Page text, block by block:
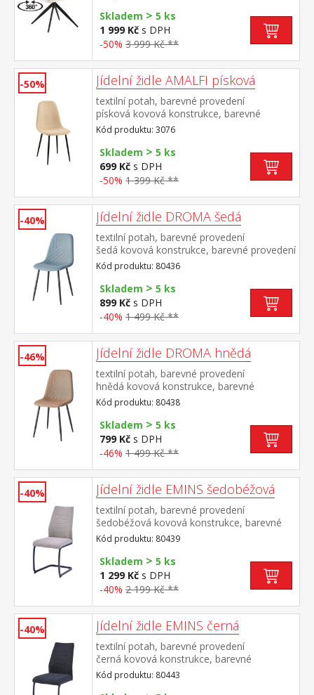
Skladem > 5 ks
1 999 Kč s DPH
-50% 3 999 Kč **
-50% Jídelní židle AMALFI písková
textilní potah, barevné provedení
písková kovová konstrukce, barevné
provedení černá
Kód produktu: 3076
Skladem > 5 ks
699 Kč s DPH
-50% 1 399 Kč **
-40% Jídelní židle DROMA šedá
textilní potah, barevné provedení
šedá kovová konstrukce, barevné provedení
černá výška sedu 47 cm doporučená
nosnost do 120 kg
Kód produktu: 80436
Skladem > 5 ks
899 Kč s DPH
-40% 1 499 Kč **
-46% Jídelní židle DROMA hnědá
textilní potah, barevné provedení
hnědá kovová konstrukce, barevné
provedení černá výška sedu 47
cm doporučená nosnost do 120 kg
Kód produktu: 80438
Skladem > 5 ks
799 Kč s DPH
-46% 1 499 Kč **
-40% Jídelní židle EMINS šedobéžová
textilní potah, barevné provedení
šedobéžová kovová konstrukce, barevné
provedení černá výška sedu 48
cm doporučená nosnost do 120 kg
Kód produktu: 80439
Skladem > 5 ks
1 299 Kč s DPH
-40% 2 199 Kč **
-40% Jídelní židle EMINS černá
textilní potah, barevné provedení
černá kovová konstrukce, barevné
provedení černá výška sedu 48
cm doporučená nosnost do 120 kg
Kód produktu: 80443